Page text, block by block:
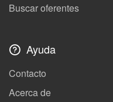
Buscar oferentes
Ayuda
Contacto
Acerca de